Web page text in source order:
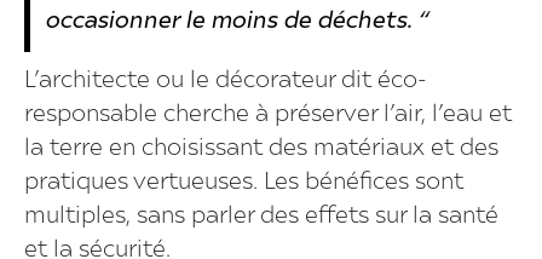
occasionner le moins de déchets. “
L’architecte ou le décorateur dit éco-
responsable cherche à préserver l’air, l’eau et
la terre en choisissant des matériaux et des
pratiques vertueuses. Les bénéfices sont
multiples, sans parler des effets sur la santé
et la sécurité.